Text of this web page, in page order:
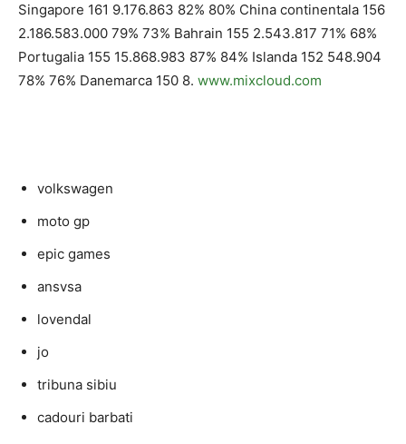
Singapore 161 9.176.863 82% 80% China continentala 156
2.186.583.000 79% 73% Bahrain 155 2.543.817 71% 68%
Portugalia 155 15.868.983 87% 84% Islanda 152 548.904
78% 76% Danemarca 150 8. www.mixcloud.com
volkswagen
moto gp
epic games
ansvsa
lovendal
jo
tribuna sibiu
cadouri barbati